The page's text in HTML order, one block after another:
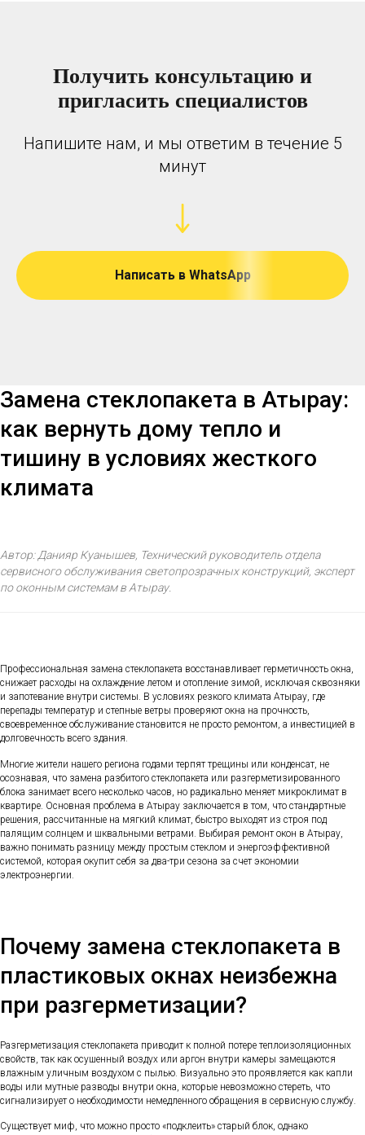
Получить консультацию и
пригласить специалистов
Напишите нам, и мы ответим в течение 5
минут
Написать в WhatsApp
Замена стеклопакета в Атырау:
как вернуть дому тепло и
тишину в условиях жесткого
климата
Автор: Данияр Куанышев, Технический руководитель отдела
сервисного обслуживания светопрозрачных конструкций, эксперт
по оконным системам в Атырау.
Профессиональная замена стеклопакета восстанавливает герметичность окна,
снижает расходы на охлаждение летом и отопление зимой, исключая сквозняки
и запотевание внутри системы. В условиях резкого климата Атырау, где
перепады температур и степные ветры проверяют окна на прочность,
своевременное обслуживание становится не просто ремонтом, а инвестицией в
долговечность всего здания.
Многие жители нашего региона годами терпят трещины или конденсат, не
осознавая, что замена разбитого стеклопакета или разгерметизированного
блока занимает всего несколько часов, но радикально меняет микроклимат в
квартире. Основная проблема в Атырау заключается в том, что стандартные
решения, рассчитанные на мягкий климат, быстро выходят из строя под
палящим солнцем и шквальными ветрами. Выбирая ремонт окон в Атырау,
важно понимать разницу между простым стеклом и энергоэффективной
системой, которая окупит себя за два-три сезона за счет экономии
электроэнергии.
Почему замена стеклопакета в
пластиковых окнах неизбежна
при разгерметизации?
Разгерметизация стеклопакета приводит к полной потере теплоизоляционных
свойств, так как осушенный воздух или аргон внутри камеры замещаются
влажным уличным воздухом с пылью. Визуально это проявляется как капли
воды или мутные разводы внутри окна, которые невозможно стереть, что
сигнализирует о необходимости немедленного обращения в сервисную службу.
Существует миф, что можно просто «подклеить» старый блок, однако